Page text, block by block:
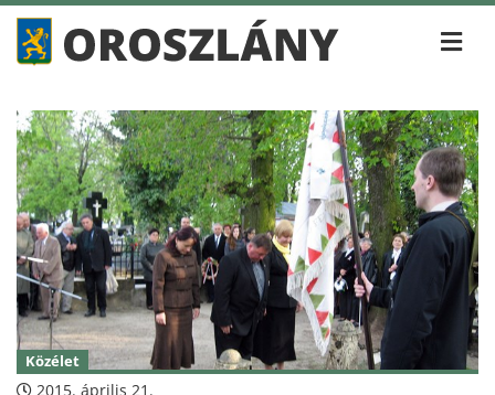
Közélet
2015. április 21.